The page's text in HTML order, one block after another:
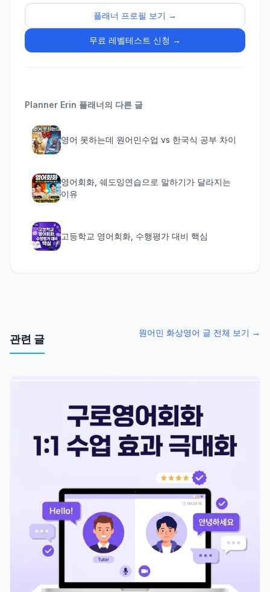
플래너 프로필 보기 →
무료 레벨테스트 신청 →
Planner Erin 플래너의 다른 글
영어 못하는데 원어민수업 vs 한국식 공부 차이
영어회화, 쉐도잉연습으로 말하기가 달라지는
이유
고등학교 영어회화, 수행평가 대비 핵심
관련 글
원어민 화상영어 글 전체 보기 →